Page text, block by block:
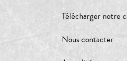
Télécharger notre
Nous contacter